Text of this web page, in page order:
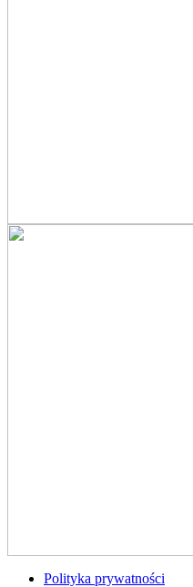
Polityka prywatności